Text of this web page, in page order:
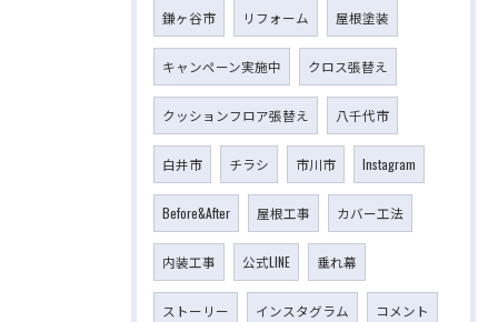
鎌ヶ谷市 リフォーム 屋根塗装
キャンペーン実施中 クロス張替え
クッションフロア張替え 八千代市
白井市 チラシ 市川市 Instagram
Before&After 屋根工事 カバー工法
内装工事 公式LINE 垂れ幕
ストーリー インスタグラム コメント